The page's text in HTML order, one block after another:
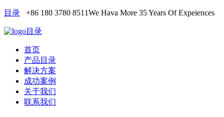
目录 +86 180 3780 8511We Hava More 35 Years Of Expeiences
目录
首页
产品目录
解决方案
成功案例
关于我们
联系我们